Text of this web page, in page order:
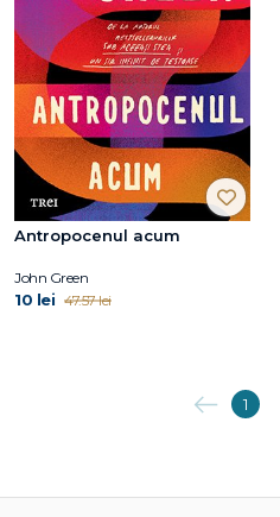
Antropocenul acum
John Green
10 lei 47.57 lei
Anterioara
1